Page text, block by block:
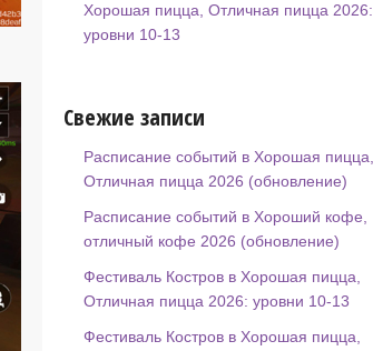
Хорошая пицца, Отличная пицца 2026:
уровни 10-13
Свежие записи
Расписание событий в Хорошая пицца,
Отличная пицца 2026 (обновление)
Расписание событий в Хороший кофе,
отличный кофе 2026 (обновление)
Фестиваль Костров в Хорошая пицца,
Отличная пицца 2026: уровни 10-13
Фестиваль Костров в Хорошая пицца,